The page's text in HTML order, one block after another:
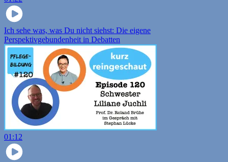
Ich sehe was, was Du nicht siehst: Die eigene
Perspektivgebundenheit in Debatten
01:12